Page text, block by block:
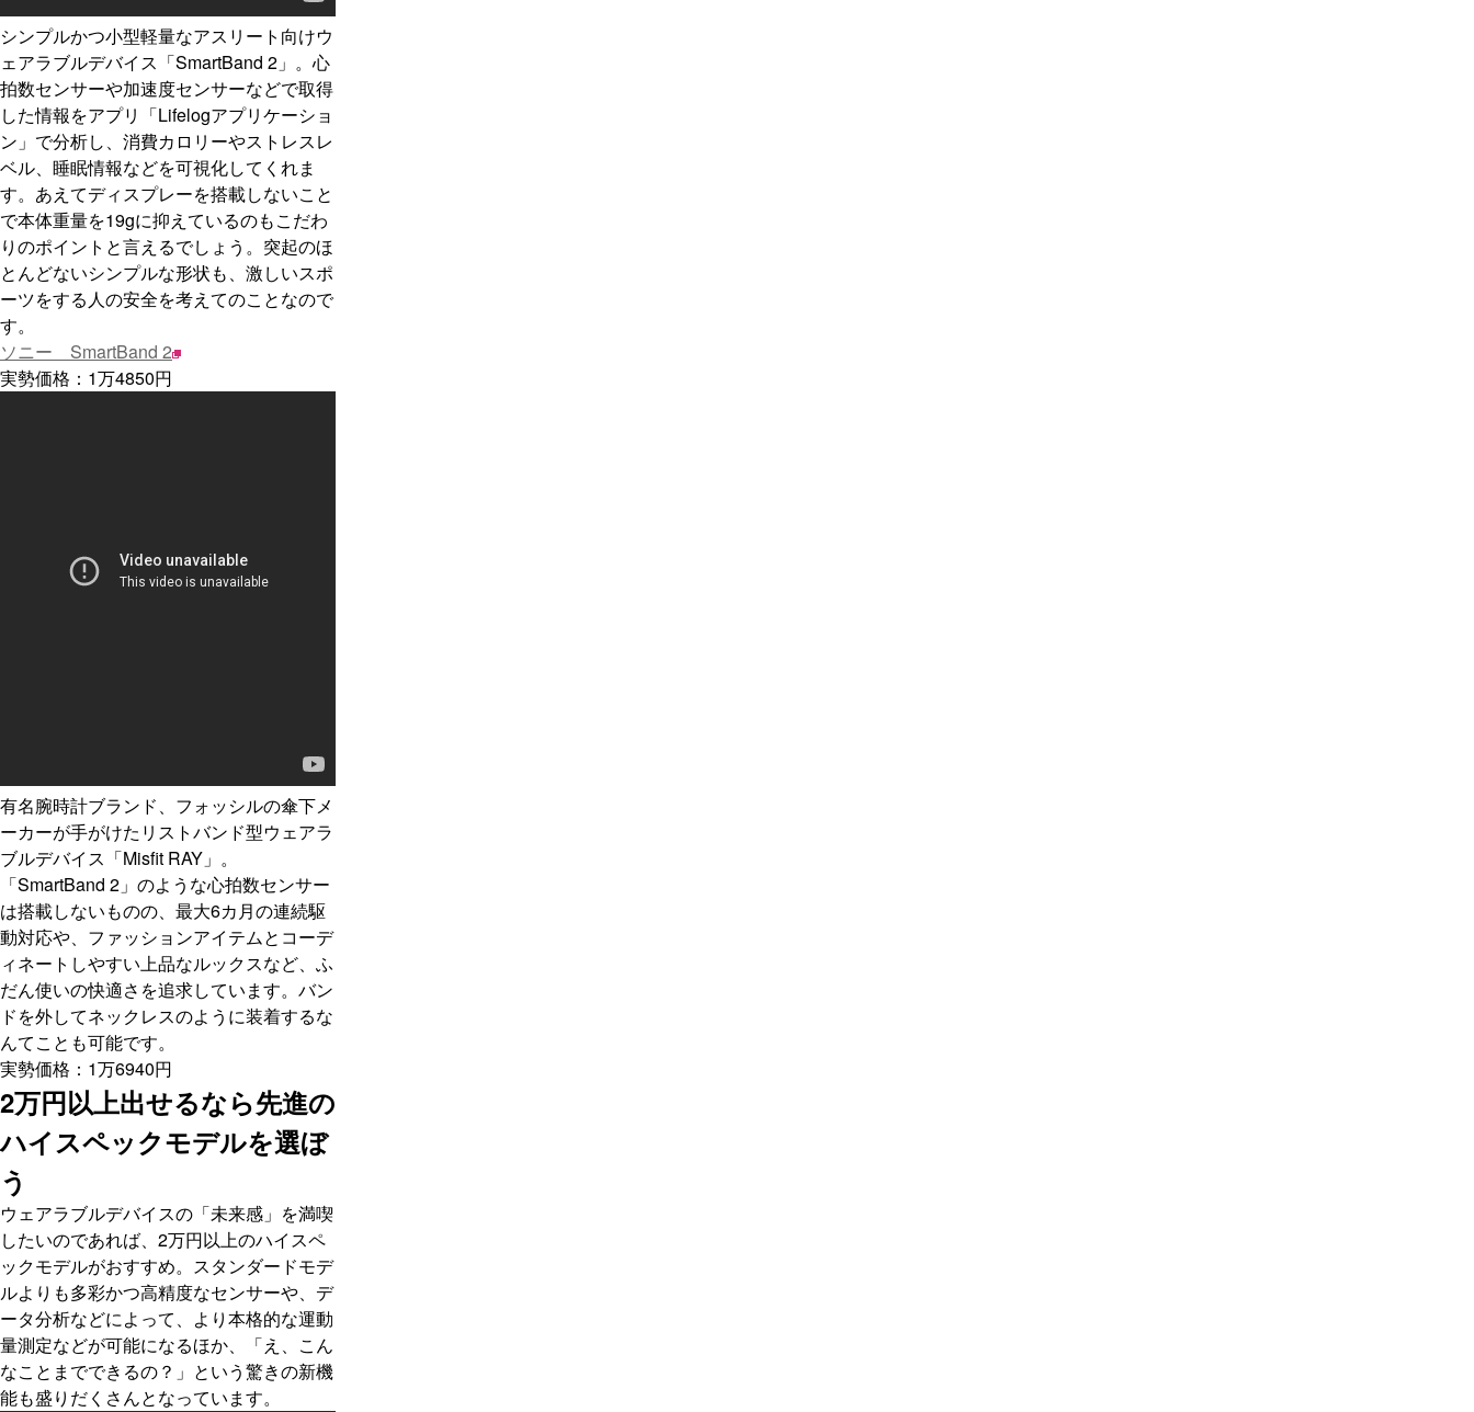
シンプルかつ小型軽量なアスリート向けウ
ェアラブルデバイス「SmartBand 2」。心
拍数センサーや加速度センサーなどで取得
した情報をアプリ「Lifelogアプリケーショ
ン」で分析し、消費カロリーやストレスレ
ベル、睡眠情報などを可視化してくれま
す。あえてディスプレーを搭載しないこと
で本体重量を19gに抑えているのもこだわ
りのポイントと言えるでしょう。突起のほ
とんどないシンプルな形状も、激しいスポ
ーツをする人の安全を考えてのことなので
す。
ソニー SmartBand 2
実勢価格：1万4850円
有名腕時計ブランド、フォッシルの傘下メ
ーカーが手がけたリストバンド型ウェアラ
ブルデバイス「Misfit RAY」。
「SmartBand 2」のような心拍数センサー
は搭載しないものの、最大6カ月の連続駆
動対応や、ファッションアイテムとコーデ
ィネートしやすい上品なルックスなど、ふ
だん使いの快適さを追求しています。バン
ドを外してネックレスのように装着するな
んてことも可能です。
実勢価格：1万6940円
2万円以上出せるなら先進の
ハイスペックモデルを選ぼ
う
ウェアラブルデバイスの「未来感」を満喫
したいのであれば、2万円以上のハイスペ
ックモデルがおすすめ。スタンダードモデ
ルよりも多彩かつ高精度なセンサーや、デ
ータ分析などによって、より本格的な運動
量測定などが可能になるほか、「え、こん
なことまでできるの？」という驚きの新機
能も盛りだくさんとなっています。